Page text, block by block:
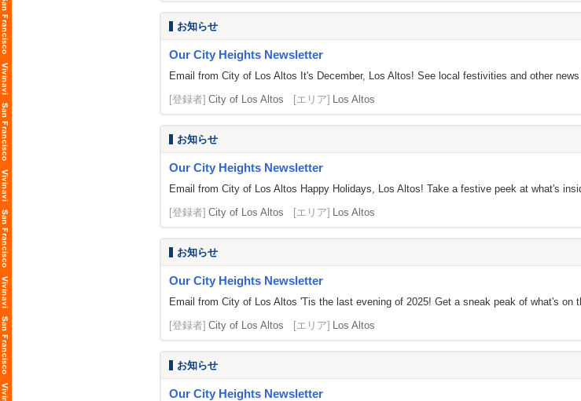
お知らせ
Our City Heights Newsletter
Email from City of Los Altos It's December, Los Altos! See local festivities and other
[登録者] City of Los Altos [エリア] Los Altos
お知らせ
Our City Heights Newsletter
Email from City of Los Altos Happy Holidays, Los Altos! Take a festive peek at what's
[登録者] City of Los Altos [エリア] Los Altos
お知らせ
Our City Heights Newsletter
Email from City of Los Altos 'Tis the last evening of 2025! Get a sneak peak of what's
[登録者] City of Los Altos [エリア] Los Altos
お知らせ
Our City Heights Newsletter